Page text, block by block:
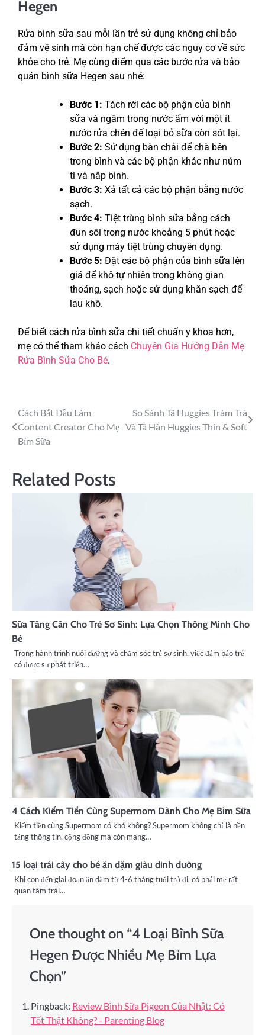
Hegen
Rửa bình sữa sau mỗi lần trẻ sử dụng không chỉ bảo
đảm vệ sinh mà còn hạn chế được các nguy cơ về sức
khỏe cho trẻ. Mẹ cùng điểm qua các bước rửa và bảo
quản bình sữa Hegen sau nhé:
Bước 1: Tách rời các bộ phận của bình
sữa và ngâm trong nước ấm với một ít
nước rửa chén để loại bỏ sữa còn sót lại.
Bước 2: Sử dụng bàn chải để chà bên
trong bình và các bộ phận khác như núm
ti và nắp bình.
Bước 3: Xả tất cả các bộ phận bằng nước
sạch.
Bước 4: Tiệt trùng bình sữa bằng cách
đun sôi trong nước khoảng 5 phút hoặc
sử dụng máy tiệt trùng chuyên dụng.
Bước 5: Đặt các bộ phận của bình sữa lên
giá để khô tự nhiên trong không gian
thoáng, sạch hoặc sử dụng khăn sạch để
lau khô.
Để biết cách rửa bình sữa chi tiết chuẩn y khoa hơn,
mẹ có thể tham khảo cách Chuyên Gia Hướng Dẫn Mẹ
Rửa Bình Sữa Cho Bé.
Cách Bắt Đầu Làm
Content Creator Cho Mẹ
Bỉm Sữa
So Sánh Tã Huggies Tràm Trà
Và Tã Hàn Huggies Thin & Soft
Related Posts
Sữa Tăng Cân Cho Trẻ Sơ Sinh: Lựa Chọn Thông Minh Cho
Bé
Trong hành trình nuôi dưỡng và chăm sóc trẻ sơ sinh, việc đảm bảo trẻ
có được sự phát triển…
4 Cách Kiếm Tiền Cùng Supermom Dành Cho Mẹ Bỉm Sữa
Kiếm tiền cùng Supermom có khó không? Supermom không chỉ là nền
tảng thông tin, cộng đồng mà còn mang…
15 loại trái cây cho bé ăn dặm giàu dinh dưỡng
Khi con đến giai đoạn ăn dặm từ 4-6 tháng tuổi trở đi, có phải mẹ rất
quan tâm trái…
One thought on “4 Loại Bình Sữa
Hegen Được Nhiều Mẹ Bỉm Lựa
Chọn”
Pingback: Review Bình Sữa Pigeon Của Nhật: Có
Tốt Thật Không? - Parenting Blog